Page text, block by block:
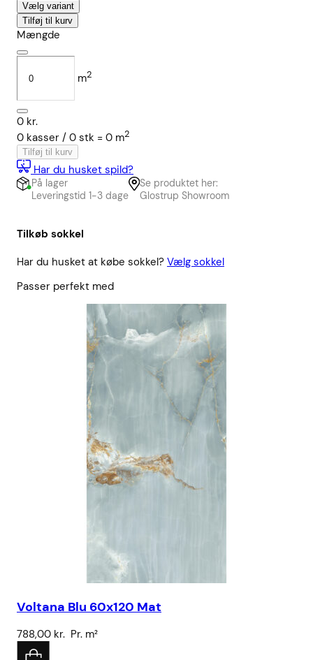
Vælg variant
Tilføj til kurv
Mængde
m2
0 kr.
0 kasser / 0 stk = 0 m2
Tilføj til kurv
Har du husket spild?
På lager
Leveringstid 1-3 dage
Se produktet her:
Glostrup Showroom
Tilkøb sokkel
Har du husket at købe sokkel? Vælg sokkel
Passer perfekt med
Voltana Blu 60x120 Mat
788,00 kr. Pr. m²